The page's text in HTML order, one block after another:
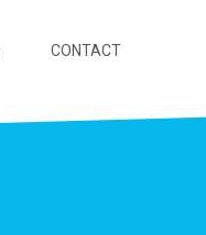
CONTACT